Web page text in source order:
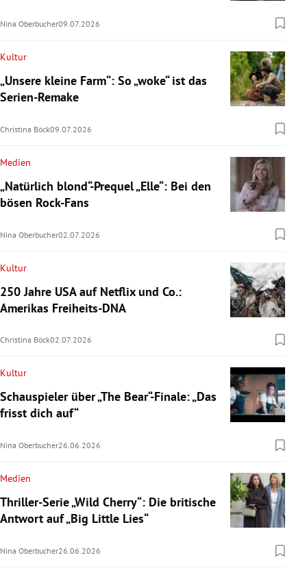
Nina Oberbucher09.07.2026
Kultur
„Unsere kleine Farm“: So „woke“ ist das
Serien-Remake
Christina Böck09.07.2026
Medien
„Natürlich blond“-Prequel „Elle“: Bei den
bösen Rock-Fans
Nina Oberbucher02.07.2026
Kultur
250 Jahre USA auf Netflix und Co.:
Amerikas Freiheits-DNA
Christina Böck02.07.2026
Kultur
Schauspieler über „The Bear“-Finale: „Das
frisst dich auf“
Nina Oberbucher26.06.2026
Medien
Thriller-Serie „Wild Cherry“: Die britische
Antwort auf „Big Little Lies“
Nina Oberbucher26.06.2026